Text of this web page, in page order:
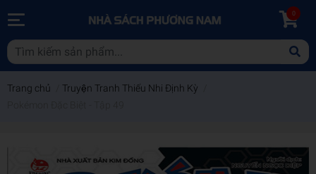
0
Trang chủ Truyện Tranh Thiếu Nhi Định Kỳ